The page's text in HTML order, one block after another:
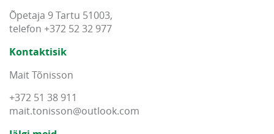
Õpetaja 9 Tartu 51003,
telefon +372 52 32 977
Kontaktisik
Mait Tõnisson
+372 51 38 911
mait.tonisson@outlook.com